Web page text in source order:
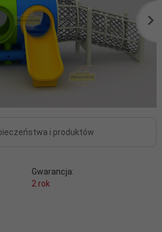
i produktów
Gwarancja:
2 rok